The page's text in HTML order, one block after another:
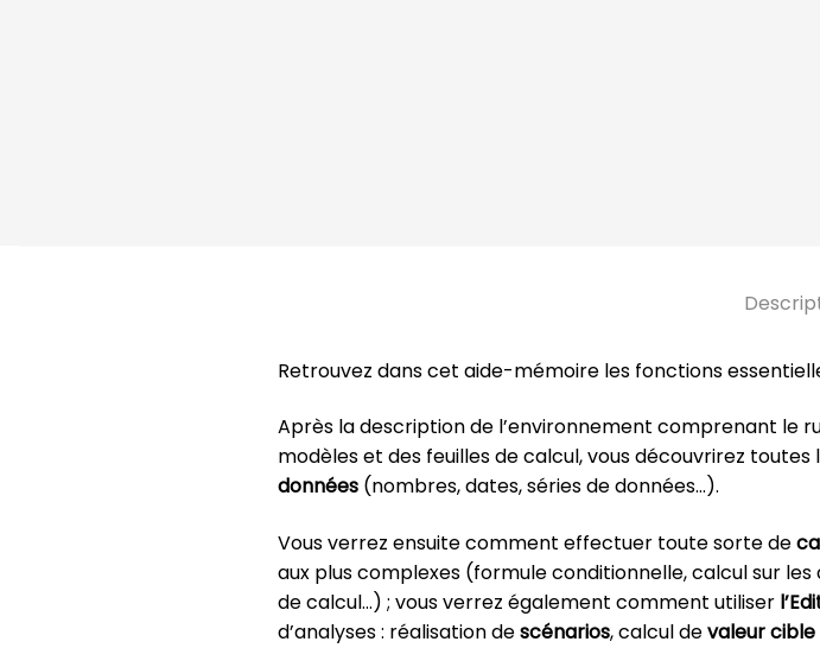
Retrouvez dans cet aide-mémoire les fonctions
Après la description de l’environnement comprenant le
modèles et des feuilles de calcul, vous découvrirez toutes
données(nombres, dates, séries de données…).
Vous verrez ensuite comment effectuer toute sorte de
aux plus complexes (formule conditionnelle, calcul sur
de calcul…) ; vous verrez également comment utiliser
d’analyses : réalisation descénarios, calcul devaleur cible